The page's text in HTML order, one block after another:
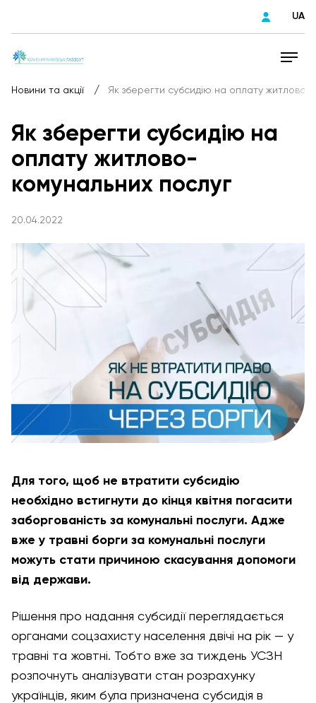
UA
Новини та акції / Як зберегти субсидію на оплату житлово-
Як зберегти субсидію на
оплату житлово-
комунальних послуг
20.04.2022
Для того, щоб не втратити субсидію
необхідно встигнути до кінця квітня погасити
заборгованість за комунальні послуги. Адже
вже у травні борги за комунальні послуги
можуть стати причиною скасування допомоги
від держави.
Рішення про надання субсидії переглядається
органами соцзахисту населення двічі на рік — у
травні та жовтні. Тобто вже за тиждень УСЗН
розпочнуть аналізувати стан розрахунку
українців, яким була призначена субсидія в